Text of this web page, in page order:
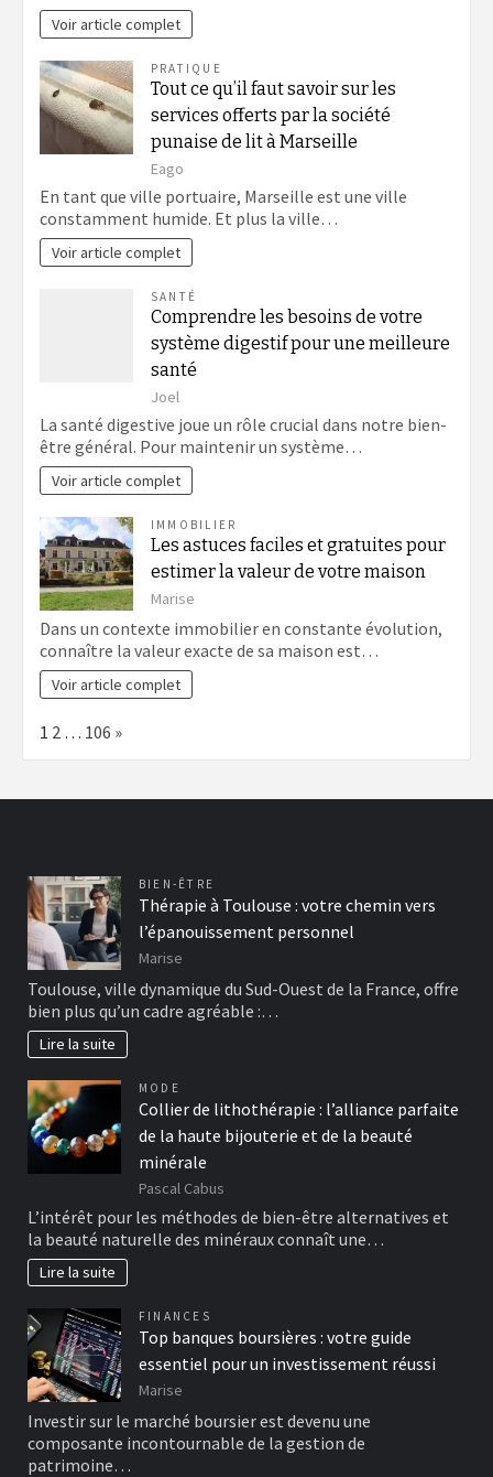
Voir article complet
PRATIQUE
Tout ce qu’il faut savoir sur les
services offerts par la société
punaise de lit à Marseille
Eago
En tant que ville portuaire, Marseille est une ville
constamment humide. Et plus la ville…
Voir article complet
SANTÉ
Comprendre les besoins de votre
système digestif pour une meilleure
santé
Joel
La santé digestive joue un rôle crucial dans notre bien-
être général. Pour maintenir un système…
Voir article complet
IMMOBILIER
Les astuces faciles et gratuites pour
estimer la valeur de votre maison
Marise
Dans un contexte immobilier en constante évolution,
connaître la valeur exacte de sa maison est…
Voir article complet
Page:
1 2 … 106 Next
»
BIEN-ÊTRE
Thérapie à Toulouse : votre chemin vers
l’épanouissement personnel
Marise
Toulouse, ville dynamique du Sud-Ouest de la France, offre
bien plus qu’un cadre agréable :…
Lire la suite
MODE
Collier de lithothérapie : l’alliance parfaite
de la haute bijouterie et de la beauté
minérale
Pascal Cabus
L’intérêt pour les méthodes de bien-être alternatives et
la beauté naturelle des minéraux connaît une…
Lire la suite
FINANCES
Top banques boursières : votre guide
essentiel pour un investissement réussi
Marise
Investir sur le marché boursier est devenu une
composante incontournable de la gestion de
patrimoine…